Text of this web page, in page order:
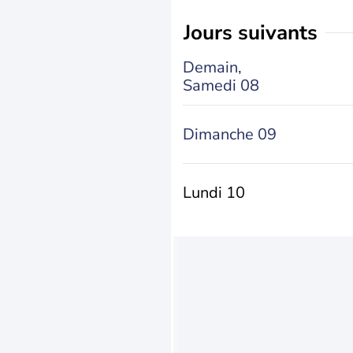
jours suivants
Demain,
Samedi 08
Dimanche 09
Lundi 10